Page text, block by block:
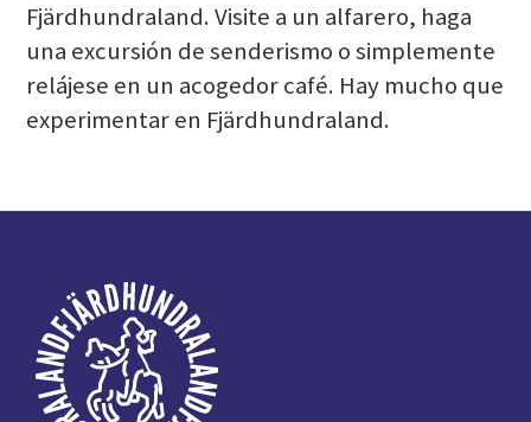
Fjärdhundraland. Visite a un alfarero, haga
una excursión de senderismo o simplemente
relájese en un acogedor café. Hay mucho que
experimentar en Fjärdhundraland.
página